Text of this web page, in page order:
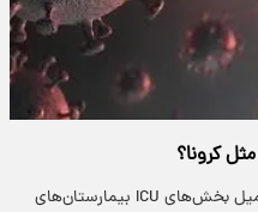
کرونا؟
متخصصان از گسترش موج آنفلوانزا و تکمیل بخش‌های ICU بیمارستان‌های